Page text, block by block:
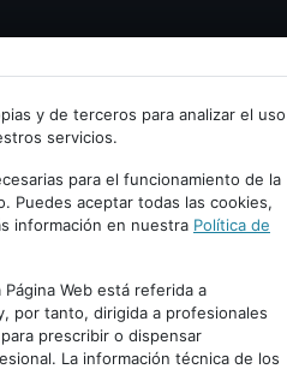
Cancelar
y de terceros para analizar el uso
servicios.
para el funcionamiento de la
Puedes aceptar todas las cookies,
información en nuestra Política de
Web está referida a
por tanto, dirigida a profesionales
prescribir o dispensar
La información técnica de los